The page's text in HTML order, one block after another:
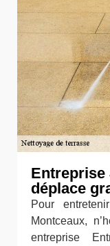
Entreprise
déplace
Pour
Montceaux,
entreprise